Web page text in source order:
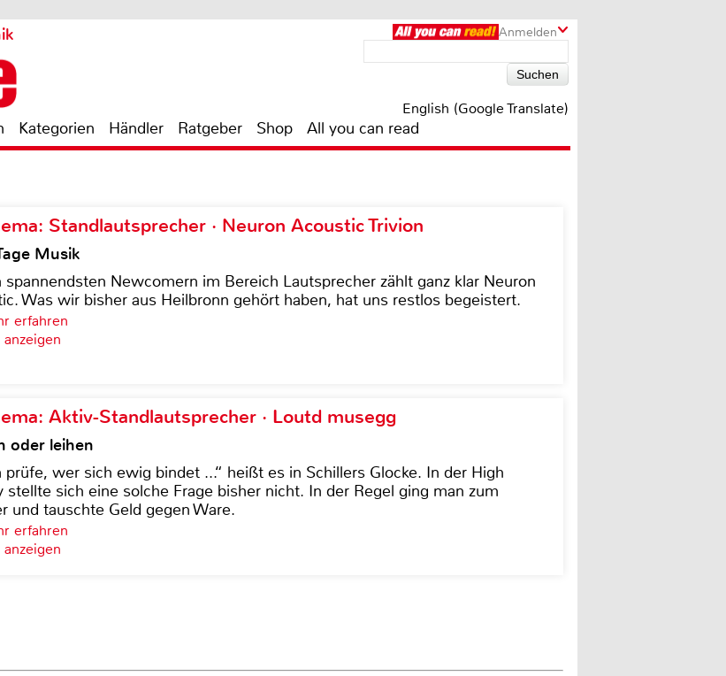
Anmelden
English (Google Translate)
Kategorien Händler Ratgeber Shop All you can read
Standlautsprecher · Neuron Acoustic Trivion
Musik
spannendsten Newcomern im Bereich Lautsprecher zählt ganz klar Neuron
Was wir bisher aus Heilbronn gehört haben, hat uns restlos begeistert.
erfahren
Aktiv-Standlautsprecher · Loutd musegg
oder leihen
prüfe, wer sich ewig bindet ...“ heißt es in Schillers Glocke. In der High
stellte sich eine solche Frage bisher nicht. In der Regel ging man zum
und tauschte Geld gegen Ware.
erfahren